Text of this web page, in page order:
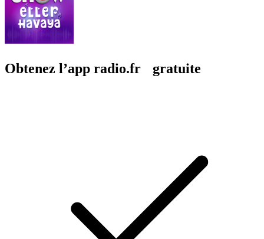
Obtenez l’app radio.fr gratuite